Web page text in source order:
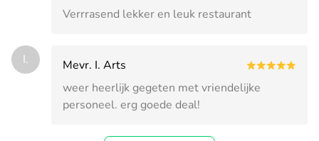
Verrrasend lekker en leuk restaurant
I.
Mevr. I. Arts
weer heerlijk gegeten met vriendelijke
personeel. erg goede deal!